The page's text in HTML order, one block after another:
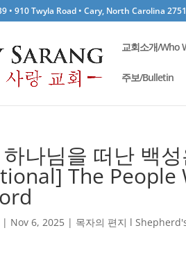
• 910 Twyla Road • Cary, North Carolina
교회소개/Who
주보/Bulletin
나님을 떠난 백
The People
| Nov 6, 2025 | 목자의 편지 l